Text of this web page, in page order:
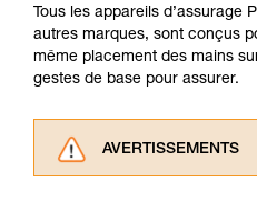
Tous les appareils d’assurage
autres marques, sont conçus
même placement des mains
gestes de base pour assurer.
AVERTISSEMENTS